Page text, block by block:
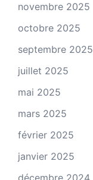
novembre 2025
octobre 2025
septembre 2025
juillet 2025
mai 2025
mars 2025
février 2025
janvier 2025